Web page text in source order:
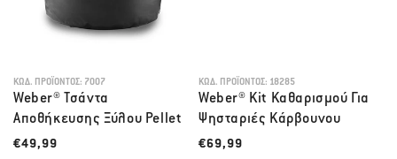
ΚΩΔ. ΠΡΟΪΌΝΤΟΣ: 7007
Weber® Τσάντα
Αποθήκευσης Ξύλου Pellet
Λιανική τιμή
€49,99
ΚΩΔ. ΠΡΟΪΌΝΤΟΣ: 18285
Weber® Kit Καθαρισμού Για
Ψησταριές Κάρβουνου
Λιανική τιμή
€69,99